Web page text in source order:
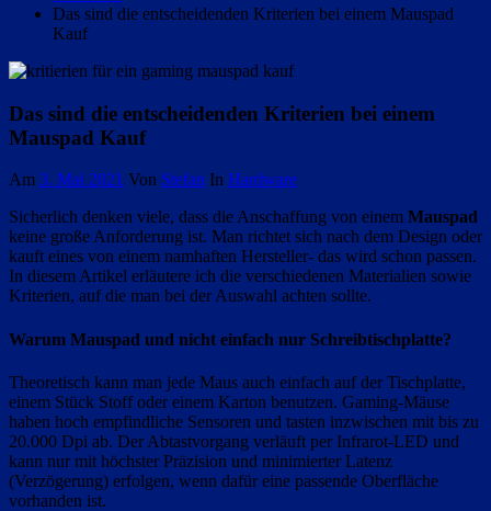
Das sind die entscheidenden Kriterien bei einem Mauspad
Kauf
Das sind die entscheidenden Kriterien bei einem
Mauspad Kauf
Am 3. Mai 2021 Von Stefan In Hardware
Sicherlich denken viele, dass die Anschaffung von einem Mauspad
keine große Anforderung ist. Man richtet sich nach dem Design oder
kauft eines von einem namhaften Hersteller- das wird schon passen.
In diesem Artikel erläutere ich die verschiedenen Materialien sowie
Kriterien, auf die man bei der Auswahl achten sollte.
Warum Mauspad und nicht einfach nur Schreibtischplatte?
Theoretisch kann man jede Maus auch einfach auf der Tischplatte,
einem Stück Stoff oder einem Karton benutzen. Gaming-Mäuse
haben hoch empfindliche Sensoren und tasten inzwischen mit bis zu
20.000 Dpi ab. Der Abtastvorgang verläuft per Infrarot-LED und
kann nur mit höchster Präzision und minimierter Latenz
(Verzögerung) erfolgen, wenn dafür eine passende Oberfläche
vorhanden ist.